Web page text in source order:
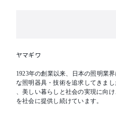
ヤマギワ
1923年の創業以来、日本の照明業
な照明器具・技術を追求してきま
、美しい暮らしと社会の実現に向
を社会に提供し続けています。